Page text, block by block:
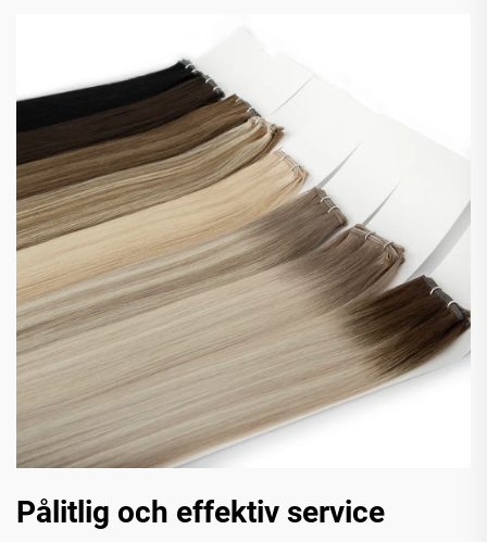
Pålitlig och effektiv service